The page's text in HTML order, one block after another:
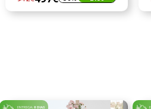
Regular
preço
Preço